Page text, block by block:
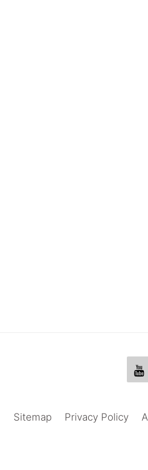
Privacy Policy
Sitemap